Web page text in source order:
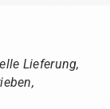
Lieferung,